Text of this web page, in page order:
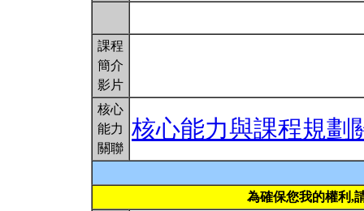
課程
簡介
影片
核心
能力
關聯
核心能力與課程規劃
為確保您我的權利,